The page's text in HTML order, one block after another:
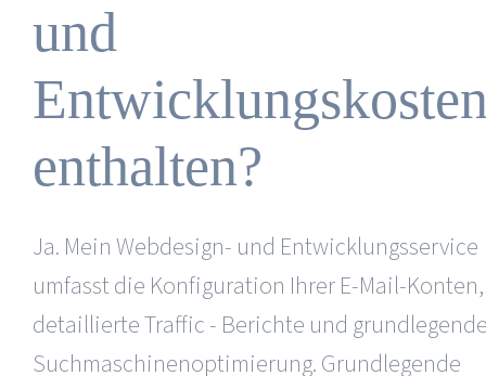
und
enthalten?
Ja. Mein Webdesign- und Entwicklungsservice
umfasst die Konfiguration Ihrer E-Mail-Konten,
detaillierte Traffic - Berichte und
Suchmaschinenoptimierung. Grundlegende